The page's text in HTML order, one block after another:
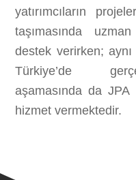
yatırımcıların
taşımasında
destek verirken;
Türkiye’de
aşamasında da JPA
hizmet vermektedir.